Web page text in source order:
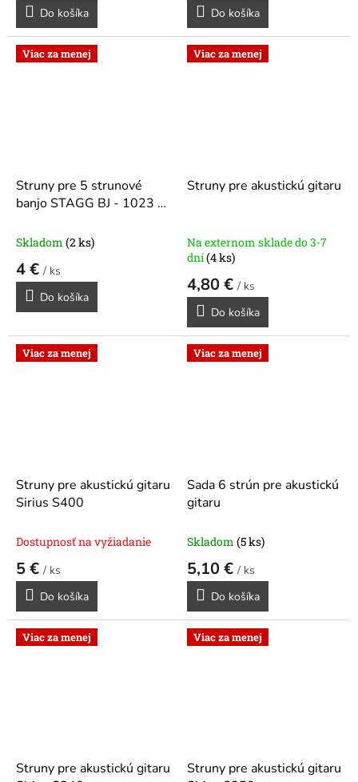
Do košíka
Do košíka
Viac za menej
Struny pre 5 strunové
banjo STAGG BJ - 1023 -
Skladom (2 ks)
4 € / ks
Do košíka
Viac za menej
Struny pre akustickú gitaru
Na externom sklade do 3-7
dní(4 ks)
4,80 € / ks
Do košíka
Viac za menej
Struny pre akustickú gitaru
Sirius S400
Dostupnosť na vyžiadanie
5 € / ks
Do košíka
Viac za menej
Sada 6 strún pre akustickú
gitaru
Skladom (5 ks)
5,10 € / ks
Do košíka
Viac za menej
Struny pre akustickú gitaru
Viac za menej
Struny pre akustickú gitaru